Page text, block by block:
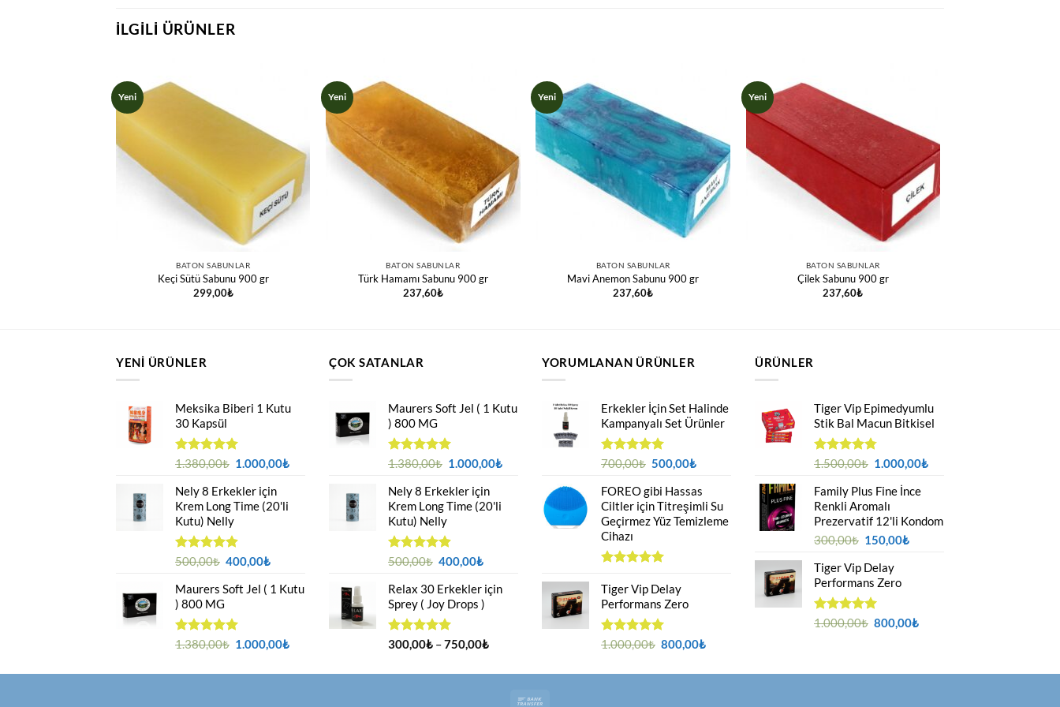
İLGILI ÜRÜNLER
Yeni
BATON SABUNLAR
Keçi Sütü Sabunu 900 gr
299,00₺
Yeni
BATON SABUNLAR
Türk Hamamı Sabunu 900 gr
237,60₺
Yeni
BATON SABUNLAR
Mavi Anemon Sabunu 900 gr
237,60₺
Yeni
BATON SABUNLAR
Çilek Sabunu 900 gr
237,60₺
YENI ÜRÜNLER
Meksika Biberi 1 Kutu
30 Kapsül
5 üzerinden
aldı
1.380,00₺ Orijinal
1.380,00₺.
1.000,00₺Şu
Nely 8 Erkekler için
Krem Long Time (20'li
Kutu) Nelly
5 üzerinden
aldı
500,00₺ Orijinal
500,00₺.
400,00₺Şu
fiyat:
Maurers Soft Jel ( 1 Kutu
) 800 MG
5 üzerinden
1.380,00₺ Orijinal
1.380,00₺.
1.000,00₺Şu
fiyat:
ÇOK SATANLAR
Maurers Soft Jel ( 1 Kutu
) 800 MG
5 üzerinden
aldı
1.380,00₺ Orijinal
1.380,00₺.
1.000,00₺Şu
1.000,00₺.
Nely 8 Erkekler için
Krem Long Time (20'li
Kutu) Nelly
5 üzerinden
aldı
500,00₺ Orijinal
500,00₺.
400,00₺Şu
fiyat:
400,00₺.
Relax 30 Erkekler için
Sprey ( Joy Drops )
5 üzerinden
300,00₺ –750,00₺Fiyat
300,00₺
750,00₺
YORUMLANAN ÜRÜNLER
Erkekler İçin Set Halinde
Kampanyalı Set Ürünler
5 üzerinden
aldı
700,00₺ Orijinal
700,00₺.
500,00₺Şu
fiyat:
500,00₺.
FOREO gibi Hassas
Ciltler için Titreşimli Su
Geçirmez Yüz Temizleme
Cihazı
5.00oy
aldı
Tiger Vip Delay
Performans Zero
5 üzerinden
1.000,00₺ Orijinal
1.000,00₺.
800,00₺Şu
fiyat:
ÜRÜNLER
Tiger Vip Epimedyumlu
Stik Bal Macun Bitkisel
5
4.75oy
aldı
1.500,00₺ Orijinal
1.500,00₺.
1.000,00₺Şu
Family Plus Fine İnce
Renkli Aromalı
Prezervatif 12'li Kondom
300,00₺ Orijinal
300,00₺.
150,00₺Şu
Tiger Vip Delay
Performans Zero
5 üzerinden
1.000,00₺ Orijinal
800,00₺Şu